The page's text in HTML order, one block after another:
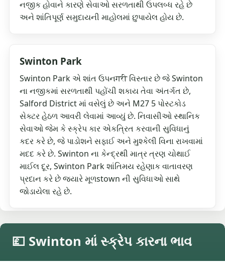
નજીક હોવાને કારણે સેવાઓ સરળતાથી ઉપલબ્ધ રહે છે
અને શાંતિપૂર્ણ સમુદાયની માહોલમાં છુપાયેલ હોય છે.
Swinton Park
Swinton Park એ શાંત ઉપનगरी વિસ્તાર છે જે Swinton
ના નજીકમાં સરળતાથી પહોંચી શકાય તેવા અંતર્ગત છે,
Salford District માં વસેલું છે અને M27 5 પોસ્ટકોડ
સેક્ટર હેઠળ આવરી લેવામાં આવ્યું છે. નિવાસીઓ સ્થાનિક
સેવાઓ જેમ કે સ્ક્રેપ કાર એકત્રિત કરવાની સુવિધાનું
કદર કરે છે, જે પાડોશને સફાઈ અને મુશ્કેલી વિના રાખવામાં
મદદ કરે છે. Swinton ના કેન્દ્રથી માત્ર ત્રણ ચોથાઈ
માઈલ દૂર, Swinton Park શાંતિમય રહેણાક વાતાવરણ
પ્રદાન કરે છે જ્યારે મૂળstown ની સુવિધાઓ સાથે
જોડાયેલા રહે છે.
💷 Swinton માં સ્ક્રેપ કારના ભાવ